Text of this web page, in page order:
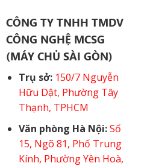
CÔNG TY TNHH TMDV
CÔNG NGHỆ MCSG
(MÁY CHỦ SÀI GÒN)
Trụ sở: 150/7 Nguyễn
Hữu Dật, Phường Tây
Thạnh, TPHCM
Văn phòng Hà Nội: Số
15, Ngõ 81, Phố Trung
Kính, Phường Yên Hoà,